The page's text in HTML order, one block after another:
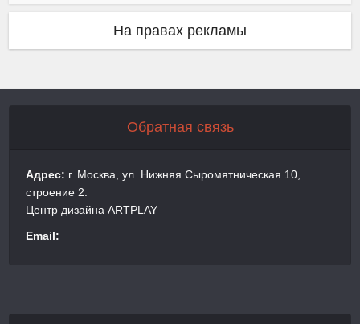
На правах рекламы
Обратная связь
Адрес: г. Москва, ул. Нижняя Сыромятническая 10,
строение 2.
Центр дизайна ARTPLAY
Email: